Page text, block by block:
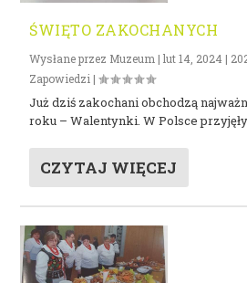
ŚWIĘTO ZAKOCHANYCH
Wysłane przez Muzeum |lut 14, 2024 |
Zapowiedzi |
Już dziś zakochani obchodzą
roku – Walentynki. W Polsce
CZYTAJ WIĘCEJ